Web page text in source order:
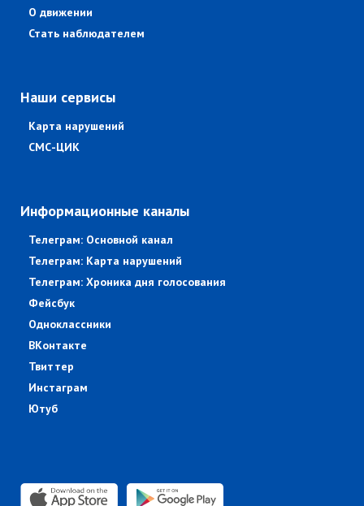
О движении
Стать наблюдателем
Наши сервисы
Карта нарушений
СМС-ЦИК
Информационные каналы
Телеграм: Основной канал
Телеграм: Карта нарушений
Телеграм: Хроника дня голосования
Фейсбук
Одноклассники
ВКонтакте
Твиттер
Инстаграм
Ютуб